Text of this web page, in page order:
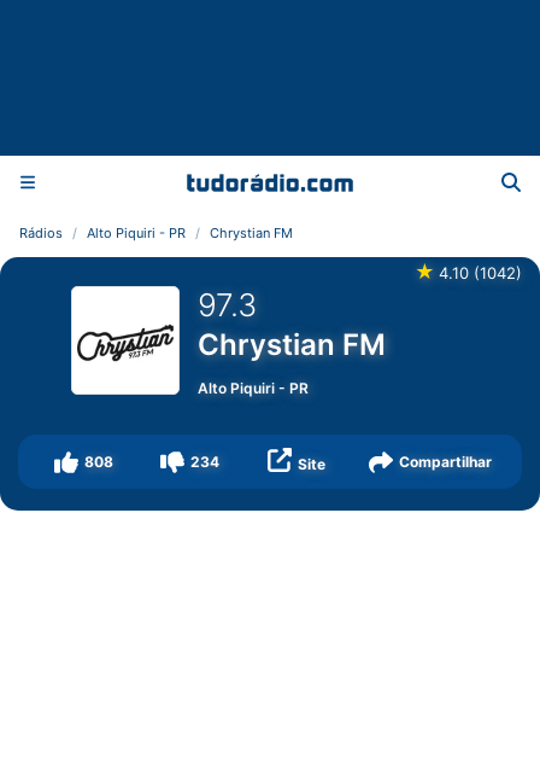
Rádios Alto Piquiri - PR Chrystian FM
★ 4.10 (1042)
97.3
Chrystian FM
Alto Piquiri -PR
808 234 Site Compartilhar